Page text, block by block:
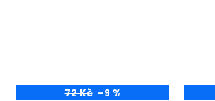
72 Kč –9 %